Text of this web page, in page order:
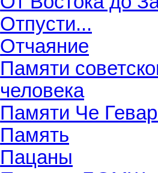
Отпусти...
Отчаяние
Памяти
человека
Памяти Че
Память
Пацаны